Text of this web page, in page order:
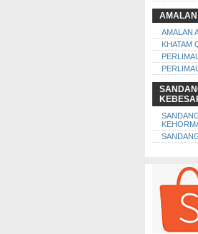
AMALAN
KHATAM